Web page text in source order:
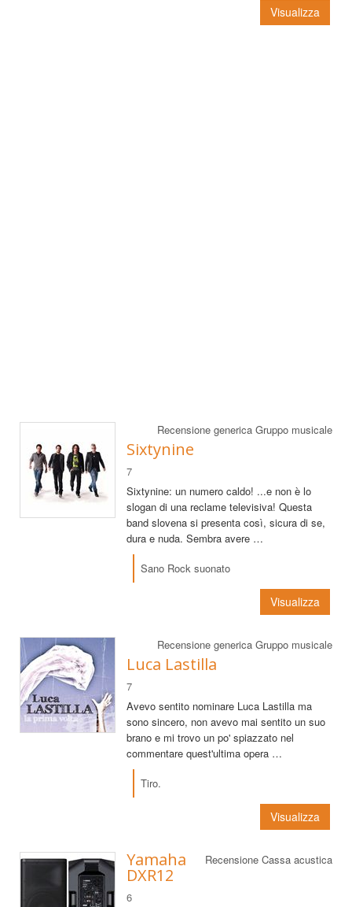
Visualizza
Recensione generica Gruppo musicale
Sixtynine
7
Sixtynine: un numero caldo! ...e non è lo
slogan di una reclame televisiva! Questa
band slovena si presenta così, sicura di se,
dura e nuda. Sembra avere …
Sano Rock suonato
Visualizza
Recensione generica Gruppo musicale
Luca Lastilla
7
Avevo sentito nominare Luca Lastilla ma
sono sincero, non avevo mai sentito un suo
brano e mi trovo un po' spiazzato nel
commentare quest'ultima opera …
Tiro.
Visualizza
Recensione Cassa acustica
Yamaha
DXR12
6